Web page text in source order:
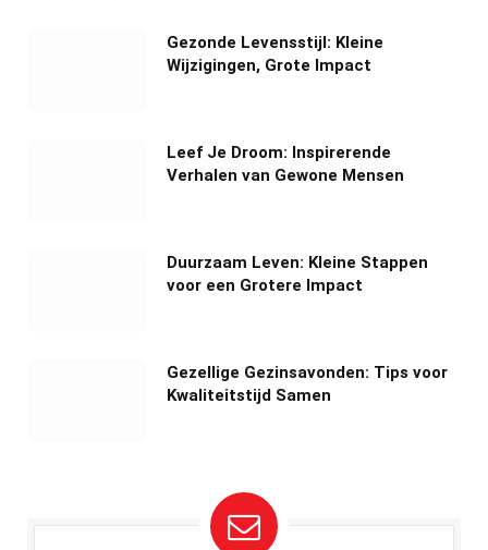
Gezonde Levensstijl: Kleine
Wijzigingen, Grote Impact
Leef Je Droom: Inspirerende
Verhalen van Gewone Mensen
Duurzaam Leven: Kleine Stappen
voor een Grotere Impact
Gezellige Gezinsavonden: Tips voor
Kwaliteitstijd Samen